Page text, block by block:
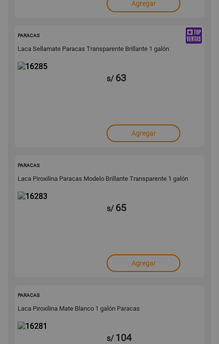
Agregar
PARACAS
Laca Sellamate Paracas Transparente Brillante 1 galón
s/ 63
Agregar
PARACAS
Laca Piroxilina Paracas Modelo Brillante Transparente 1 galón
s/ 65
Agregar
PARACAS
Laca Piroxilina Mate Blanco 1 galón Paracas
s/ 104